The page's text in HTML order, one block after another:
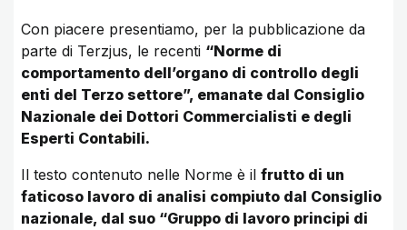
Con piacere presentiamo, per la pubblicazione da
parte di Terzjus, le recenti “Norme di
comportamento dell’organo di controllo degli
enti del Terzo settore”, emanate dal Consiglio
Nazionale dei Dottori Commercialisti e degli
Esperti Contabili.
Il testo contenuto nelle Norme è il frutto di un
faticoso lavoro di analisi compiuto dal Consiglio
nazionale, dal suo “Gruppo di lavoro principi di